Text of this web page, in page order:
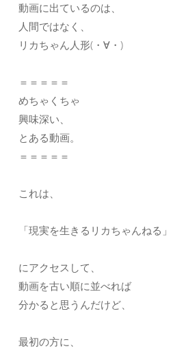
動画に出ているのは、
人間ではなく、
リカちゃん人形(・∀・)
＝＝＝＝＝
めちゃくちゃ
興味深い、
とある動画。
＝＝＝＝＝
これは、
「現実を生きるリカちゃんねる」
にアクセスして、
動画を古い順に並べれば
分かると思うんだけど、
最初の方に、